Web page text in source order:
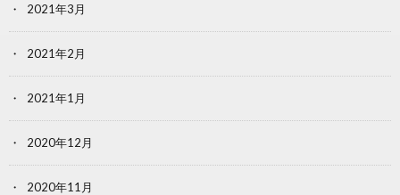
2021年3月
2021年2月
2021年1月
2020年12月
2020年11月